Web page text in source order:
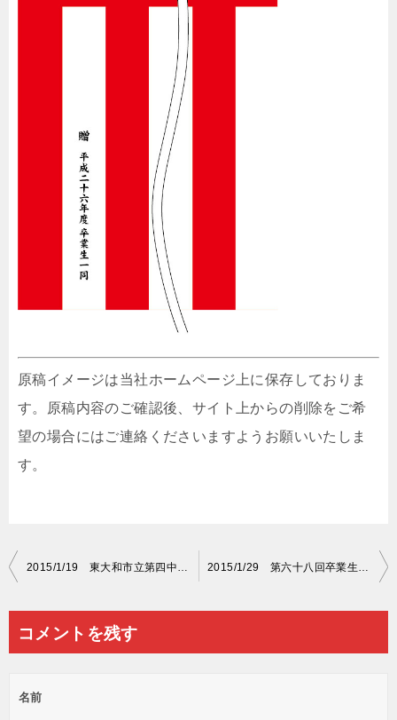
原稿イメージは当社ホームページ上に保存しておりま
す。原稿内容のご確認後、サイト上からの削除をご希
望の場合にはご連絡くださいますようお願いいたしま
す。
投
ビ
ー
2015/1/19 東大和市立第四中学校ＰＴＡ 紅白名入れ原稿 2015/1/29 第六十八回卒業生一同 紅白名入れ原稿
コメントを残す
名前